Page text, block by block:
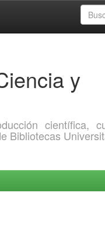
y
científica,
Bibliotecas